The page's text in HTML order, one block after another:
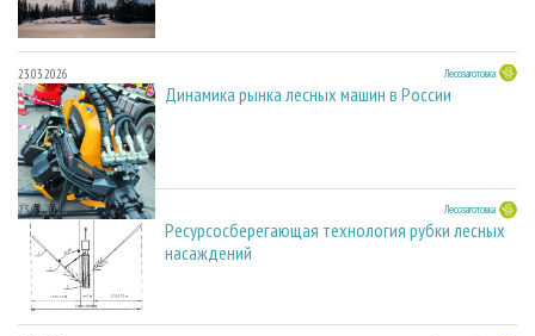
23.03.2026 Лесозаготовка
Динамика рынка лесных машин в России
23.03.2026 Лесозаготовка
Ресурсосберегающая технология рубки лесных
насаждений